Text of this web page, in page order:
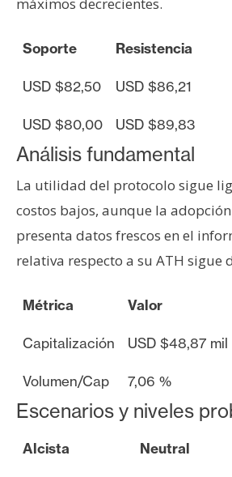
n
a
t
o
y
P
u
b
l
i
c
d
Soporte Resistencia
USD $82,50 USD $86,21
USD $80,00 USD $89,83
Análisis fundamental
La utilidad del protocolo sigue
costos bajos, aunque la
presenta datos frescos en el
relativa respecto a su ATH sigue
Métrica Valor
Capitalización USD $48,87
Volumen/Cap 7,06 %
Escenarios y niveles
Alcista Neutral